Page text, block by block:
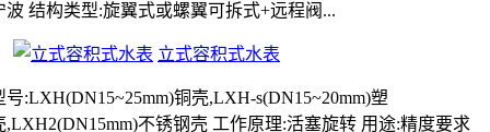
波 结构类型:旋翼式或螺翼可拆式+远程阀...
立式容积式水表
号:LXH(DN15~25mm)铜壳,LXH-s(DN15~20mm)塑
,LXH2(DN15mm)不锈钢壳 工作原理:活塞旋转 用途:精度要求